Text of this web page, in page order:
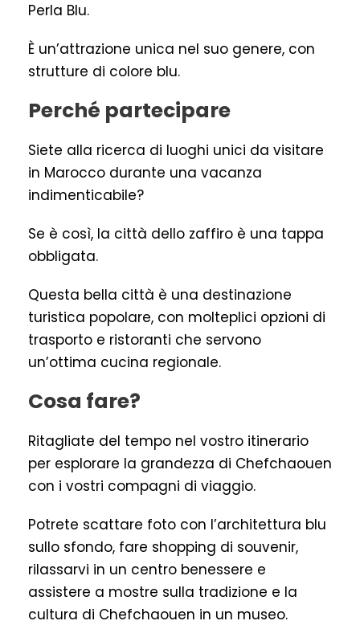
Perla Blu.
È un’attrazione unica nel suo genere, con
strutture di colore blu.
Perché partecipare
Siete alla ricerca di luoghi unici da visitare
in Marocco durante una vacanza
indimenticabile?
Se è così, la città dello zaffiro è una tappa
obbligata.
Questa bella città è una destinazione
turistica popolare, con molteplici opzioni di
trasporto e ristoranti che servono
un’ottima cucina regionale.
Cosa fare?
Ritagliate del tempo nel vostro itinerario
per esplorare la grandezza di Chefchaouen
con i vostri compagni di viaggio.
Potrete scattare foto con l’architettura blu
sullo sfondo, fare shopping di souvenir,
rilassarvi in un centro benessere e
assistere a mostre sulla tradizione e la
cultura di Chefchaouen in un museo.